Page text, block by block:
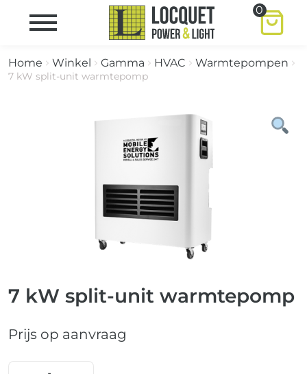
0
Home Winkel Gamma HVAC Warmtepompen
7 kW split-unit warmtepomp
7 kW split-unit warmtepomp
Prijs op aanvraag